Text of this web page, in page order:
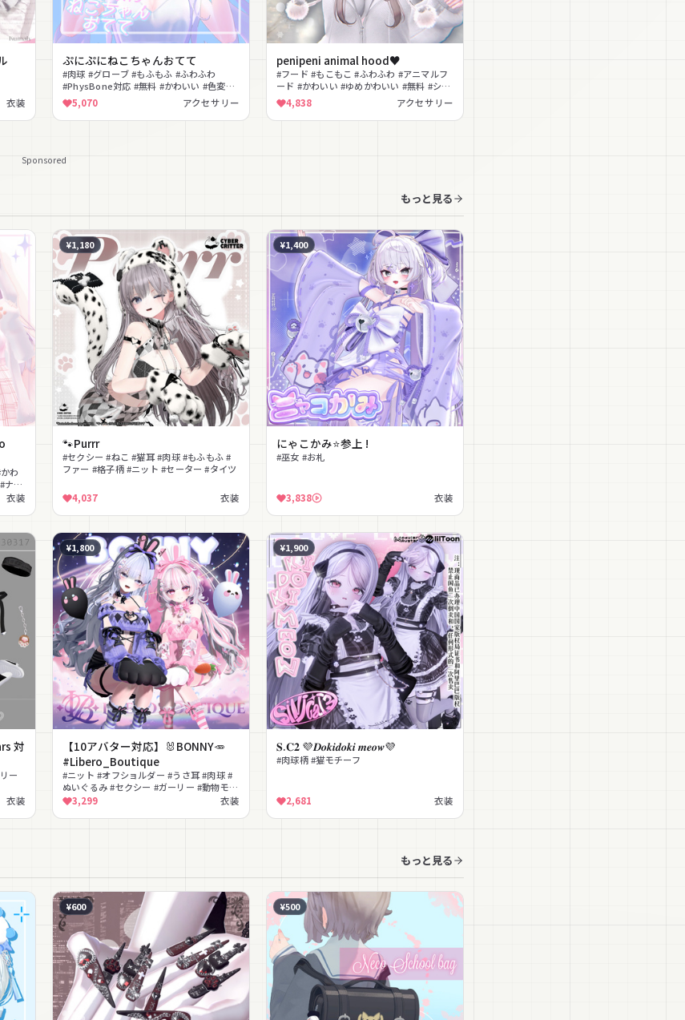
衣装
ぷにぷにねこちゃんおてて
#肉球 #グローブ #もふもふ #ふわふわ
#PhysBone対応 #無料 #かわいい #色変更
可能 #癒し #動物モチーフ
5,070 アクセサリー
penipeni animal hood♥
#フード #もこもこ #ふわふわ #アニマルフ
ード #かわいい #ゆめかわいい #無料 #シェ
イプキー #肉球 #クリスマス
4,838 アクセサリー
Sponsored
もっと見る
わ
ナチ
衣装
¥1,180
🐾Purrr
#セクシー #ねこ #猫耳 #肉球 #もふもふ #
ファー #格子柄 #ニット #セーター #タイツ
4,037 衣装
¥1,400
にゃこかみ⭐参上 !
#巫女 #お札
3,838 衣装
対
ー
ンド
衣装
¥1,800
【10アバター対応】🐰BONNY🥕
#Libero_Boutique
#ニット #オフショルダー #うさ耳 #肉球 #
ぬいぐるみ #セクシー #ガーリー #動物モチ
ーフ #リボン #パーティクル
3,299 衣装
¥1,900
𝐒.𝐂𝟐 💜𝑫𝒐𝒌𝒊𝒅𝒐𝒌𝒊 𝒎𝒆𝒐𝒘💜
#肉球柄 #猫モチーフ
2,681 衣装
もっと見る
¥600 ¥500